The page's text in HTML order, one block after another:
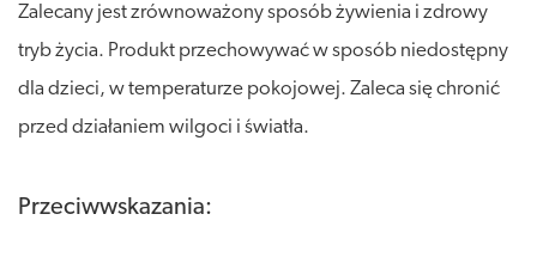
Zalecany jest zrównoważony sposób żywienia i zdrowy
tryb życia. Produkt przechowywać w sposób niedostępny
dla dzieci, w temperaturze pokojowej. Zaleca się chronić
przed działaniem wilgoci i światła.
Przeciwwskazania: